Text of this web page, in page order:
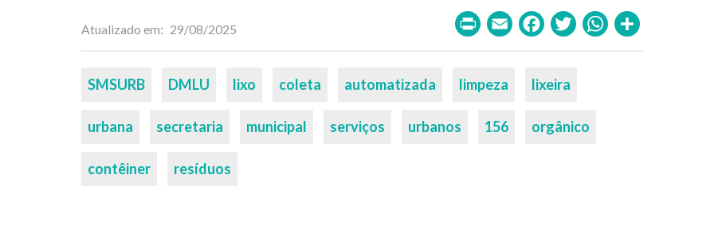
PrintEmailFacebook
TwitterWhatsApp
Atualizado em 29/08/2025
Palavras-
SMSURB DMLU lixo coleta automatizada limpeza lixeira
urbana secretaria municipal serviços urbanos 156 orgânico
contêiner resíduos